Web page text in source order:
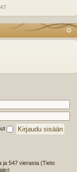
ja 547 vierasta (Tieto